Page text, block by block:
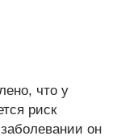
что у
риск
он